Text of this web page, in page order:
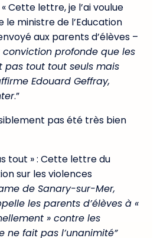
Cette lettre, je l’ai voulue
le ministre de l’Education
aux parents d’élèves –
conviction profonde que les
pas tout tout seuls mais
Edouard Geffray,
.”
pas été très bien
tout » : Cette lettre du
sur les violences
de Sanary-sur-Mer,
les parents d’élèves à «
» contre les
ne fait pas l’unanimité”